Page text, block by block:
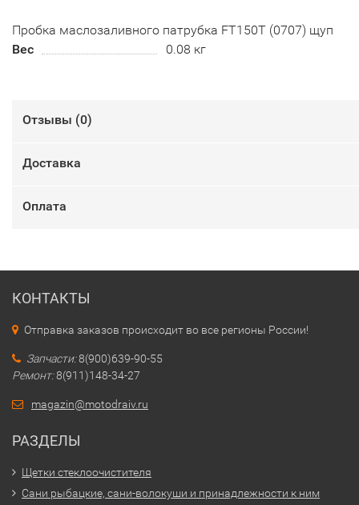
Пробка маслозаливного патрубка FT150T (0707) щуп
Вес
0.08 кг
Отзывы (0)
Доставка
Оплата
КОНТАКТЫ
Отправка заказов происходит во все регионы России!
Запчасти:8(900)639-90-55
Ремонт:8(911)148-34-27
magazin@motodraiv.ru
РАЗДЕЛЫ
Щетки стеклоочистителя
Сани рыбацкие, сани-волокуши и принадлежности к ним